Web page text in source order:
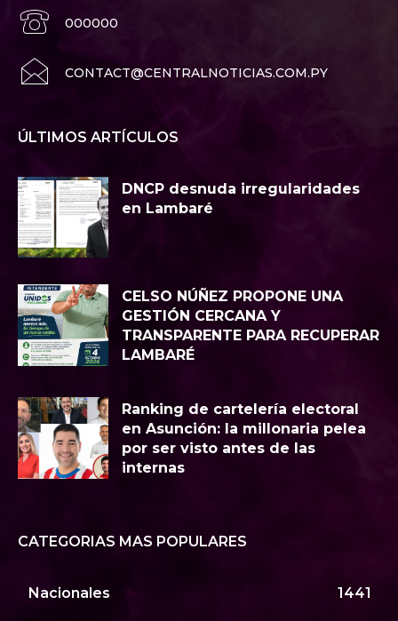
000000
CONTACT@CENTRALNOTICIAS.COM.PY
ÚLTIMOS ARTÍCULOS
DNCP desnuda irregularidades
en Lambaré
CELSO NÚÑEZ PROPONE UNA
GESTIÓN CERCANA Y
TRANSPARENTE PARA RECUPERAR
LAMBARÉ
Ranking de cartelería electoral
en Asunción: la millonaria pelea
por ser visto antes de las
internas
CATEGORIAS MAS POPULARES
Nacionales 1441